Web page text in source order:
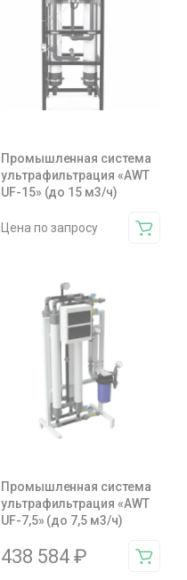
Промышленная система
ультрафильтрация «AWT
UF-15» (до 15 м3/ч)
Цена по запросу
Промышленная система
ультрафильтрация «AWT
UF-7,5» (до 7,5 м3/ч)
438 584 ₽